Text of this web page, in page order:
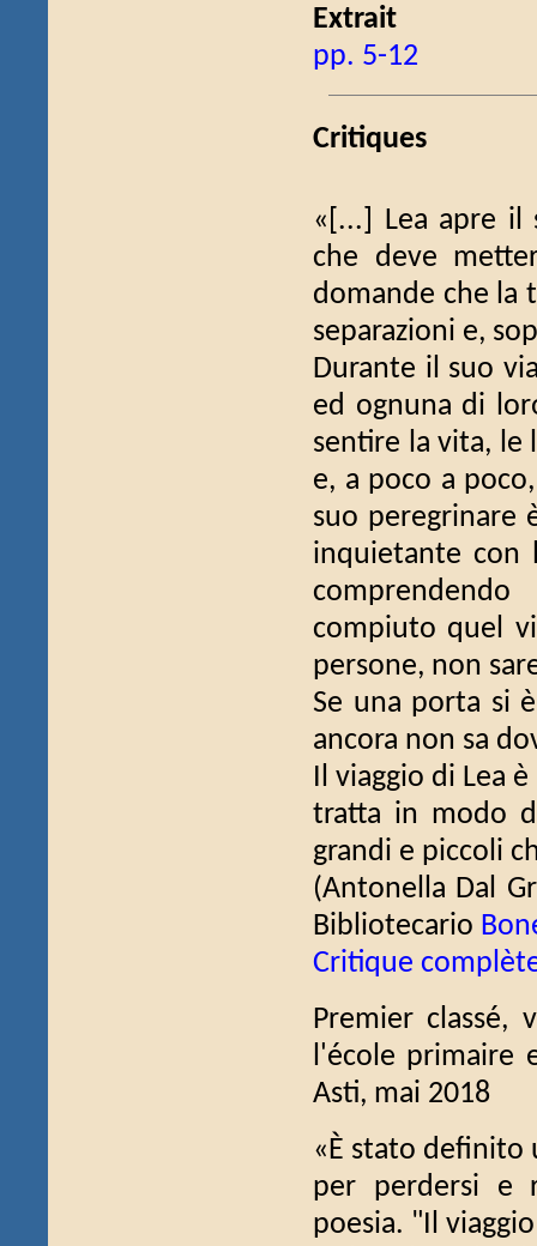
Extrait
pp. 5-12
Critiques
«[...] Lea apre il
che deve
domande che la
separazioni e,
Durante il suo
ed ognuna di
sentire la vita, le
e, a poco a
suo peregrinare
inquietante con
compiuto quel
persone, non
Se una porta si
ancora non sa
Il viaggio di Lea
tratta in modo
grandi e piccoli
(Antonella Dal
Bibliotecario
Critique
Premier classé,
l'école primaire
Asti, mai 2018
«È stato definito
per perdersi e
poesia. "Il